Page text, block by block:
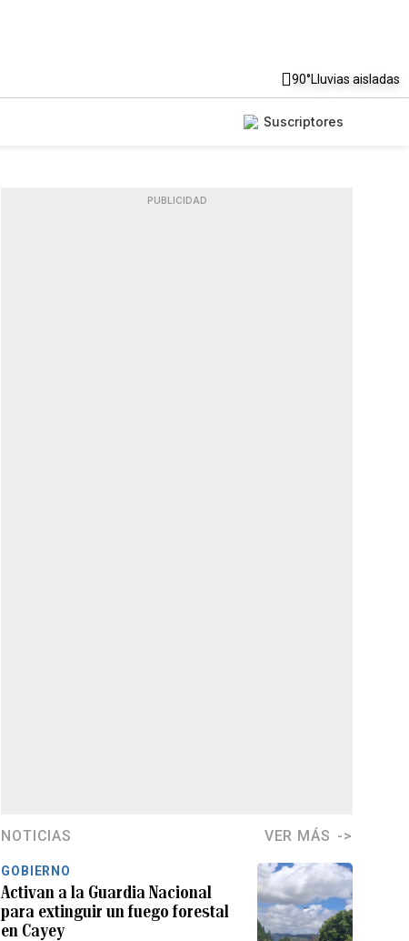
90°Lluvias aisladas
Suscriptores
PUBLICIDAD
NOTICIAS VER MÁS
GOBIERNO
Activan a la Guardia Nacional
para extinguir un fuego forestal
en Cayey